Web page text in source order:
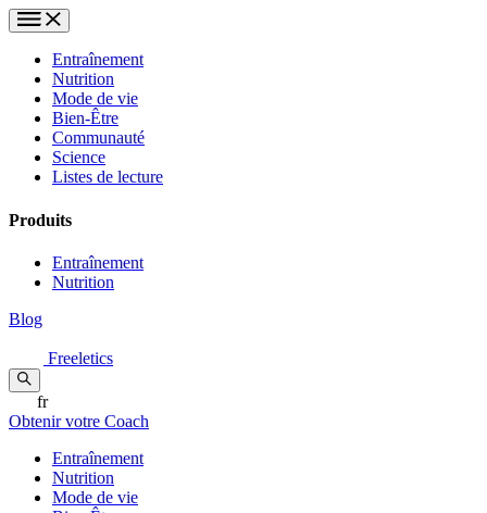
Entraînement
Nutrition
Mode de vie
Bien-Être
Communauté
Science
Listes de lecture
Produits
Entraînement
Nutrition
Blog
Freeletics
fr
Obtenir votre Coach
Entraînement
Nutrition
Mode de vie